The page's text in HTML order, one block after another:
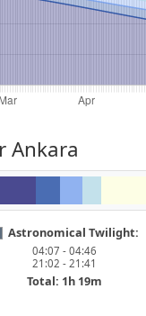
Ankara
Astronomical Twilight:
04:07 - 04:46
21:02 - 21:41
Total: 1h 19m